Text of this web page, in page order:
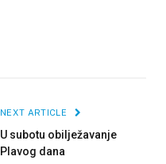
NEXT ARTICLE
U subotu obilježavanje
Plavog dana